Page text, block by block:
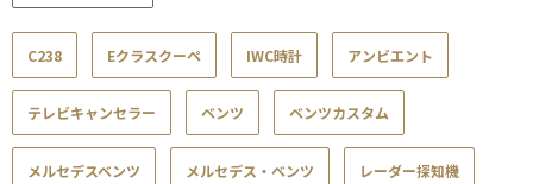
C238 Eクラスクーペ IWC時計 アンビエント
テレビキャンセラー ベンツ ベンツカスタム
メルセデスベンツ メルセデス・ベンツ レーダー探知機